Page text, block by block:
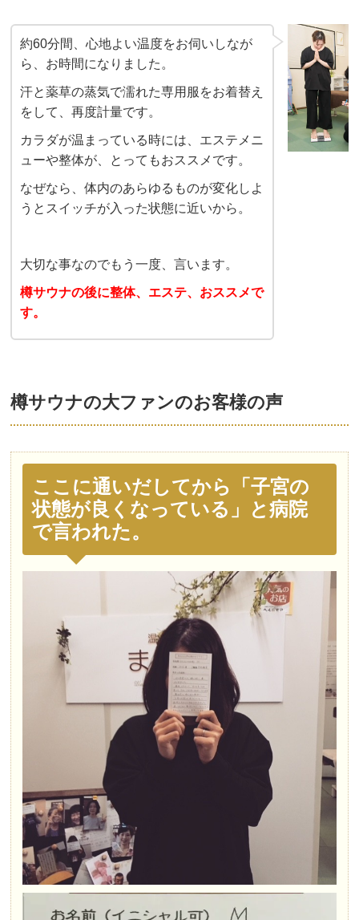
約60分間、心地よい温度をお伺いしなが
ら、お時間になりました。
汗と薬草の蒸気で濡れた専用服をお着替え
をして、再度計量です。
カラダが温まっている時には、エステメニ
ューや整体が、とってもおススメです。
なぜなら、体内のあらゆるものが変化しよ
うとスイッチが入った状態に近いから。
大切な事なのでもう一度、言います。
樽サウナの後に整体、エステ、おススメで
す。
樽サウナの大ファンのお客様の声
ここに通いだしてから「子宮の
状態が良くなっている」と病院
で言われた。